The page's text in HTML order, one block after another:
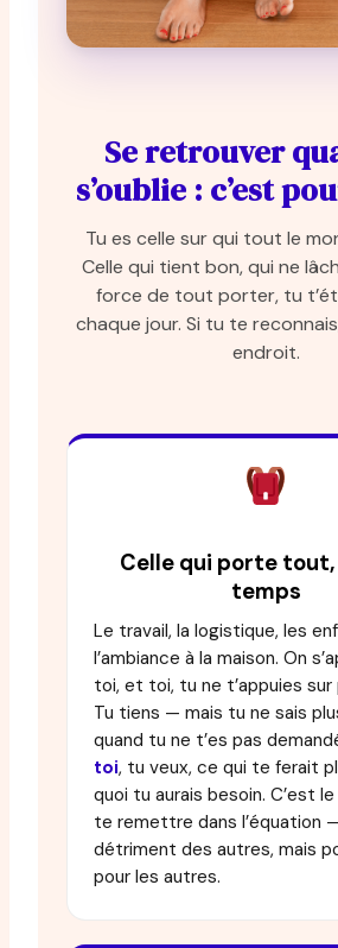
Se retrouver
s’oublie : c’est
Tu es celle sur qui tout le
Celle qui tient bon, qui ne
force de tout porter, tu
chaque jour. Si tu te
endroit.
Celle qui porte
temps
Le travail, la logistique, les
l’ambiance à la maison. On
toi, et toi, tu ne t’appuies sur
Tu tiens — mais tu ne sais
quand tu ne t’es pas
toi, tu veux, ce qui te ferait
quoi tu aurais besoin. C’est
te remettre dans l’équation
détriment des autres, mais
pour les autres.